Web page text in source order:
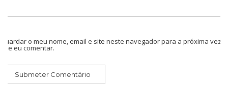
Guardar o meu nome, email e site neste navegador para a próxima vez
que eu comentar.